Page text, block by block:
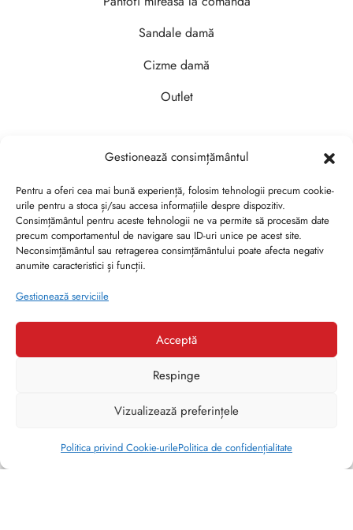
Gestionează consimțământul
Pentru a oferi cea mai bună experiență, folosim tehnologii precum cookie-
urile pentru a stoca și/sau accesa informațiile despre dispozitiv.
Consimțământul pentru aceste tehnologii ne va permite să procesăm date
precum comportamentul de navigare sau ID-uri unice pe acest site.
Neconsimțământul sau retragerea consimțământului poate afecta negativ
anumite caracteristici și funcții.
Gestionează serviciile
Acceptă
Respinge
Vizualizează preferințele
Politica privind Cookie-urilePolitica de confidențialitate
Sandale damă
Cizme damă
Outlet
Contul meu
Comenzi
Produse favorite
Abonează-te la newsletter